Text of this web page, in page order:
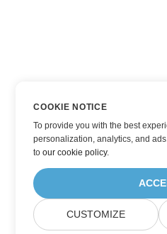
COOKIE NOTICE
To provide you with the best
personalization, analytics, and
toour cookie policy.
CUSTOMIZE